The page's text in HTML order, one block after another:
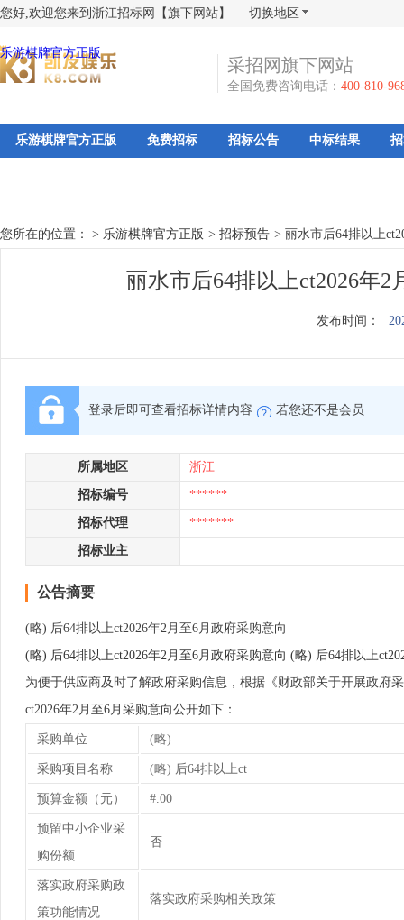
您好,欢迎您来到浙江招标网【旗下网站】 切换地区
乐游棋牌官方正版
采招网旗下网站
全国免费咨询电话： 400-810-
乐游棋牌官方正版 免费招标 招标公告 中标结果
您所在的位置： > 乐游棋牌官方正版 > 招标预告 > 丽水市后64排以上
丽水市后64排以上ct2026年
发布时间：
登录后即可查看招标详情内容 若您还不是会员
所属地区 浙江
招标编号 ******
招标代理 *******
招标业主
公告摘要
(略) 后64排以上ct2026年2月至6月政府采购意向
(略) 后64排以上ct2026年2月至6月政府采购意向 (略) 后64排以上
为便于供应商及时了解政府采购信息，根据《财政部关于开展政府
ct2026年2月至6月采购意向公开如下：
采购单位 (略)
采购项目名称 (略) 后64排以上ct
预算金额（元） #.00
预留中小企业采
购份额
否
落实政府采购政
策功能情况
落实政府采购相关政策